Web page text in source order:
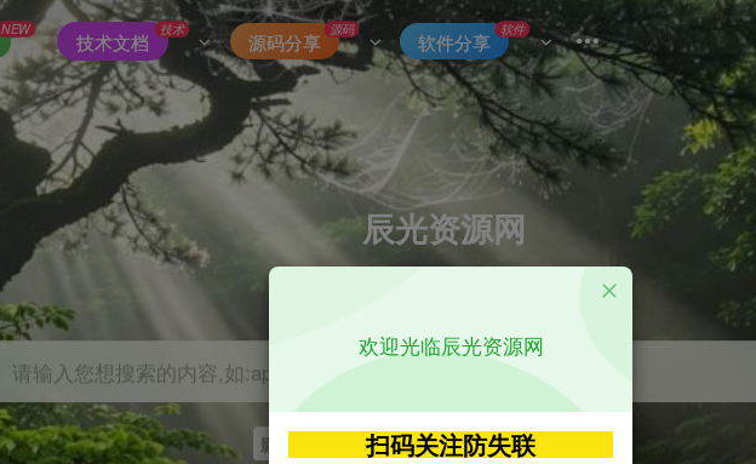
NEW
技术文档
技术
源码分享
源码
软件分享
软件
辰光资源网
优质的网络资源分享平台
请输入您想搜索的内容,如:app源码
影视 神马 getapp 原神
欢迎光临辰光资源网
扫码关注防失联